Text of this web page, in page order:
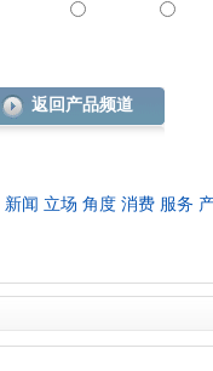
返回产品频道
新闻 立场 角度 消费 服务